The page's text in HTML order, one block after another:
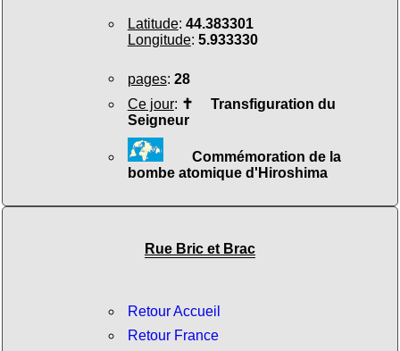
Latitude: 44.383301
Longitude: 5.933330
pages: 28
Ce jour: ✝ Transfiguration du
Seigneur
Commémoration de la
bombe atomique d'Hiroshima
Rue Bric et Brac
Retour Accueil
Retour France